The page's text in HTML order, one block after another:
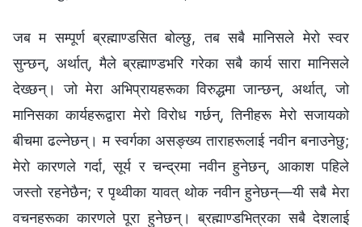
जब म सम्पूर्ण ब्रह्माण्डसित बोल्छु, तब सबै मानिसले मेरो स्वर
सुन्छन्, अर्थात्, मैले ब्रह्माण्डभरि गरेका सबै कार्य सारा मानिसले
देख्छन्। जो मेरा अभिप्रायहरूका विरुद्धमा जान्छन्, अर्थात्, जो
मानिसका कार्यहरूद्वारा मेरो विरोध गर्छन्, तिनीहरू मेरो सजायको
बीचमा ढल्नेछन्। म स्वर्गका असङ्ख्य ताराहरूलाई नवीन बनाउनेछु;
मेरो कारणले गर्दा, सूर्य र चन्द्रमा नवीन हुनेछन्, आकाश पहिले
जस्तो रहनेछैन; र पृथ्वीका यावत् थोक नवीन हुनेछन्—यी सबै मेरा
वचनहरूका कारणले पूरा हुनेछन्। ब्रह्माण्डभित्रका सबै देशलाई